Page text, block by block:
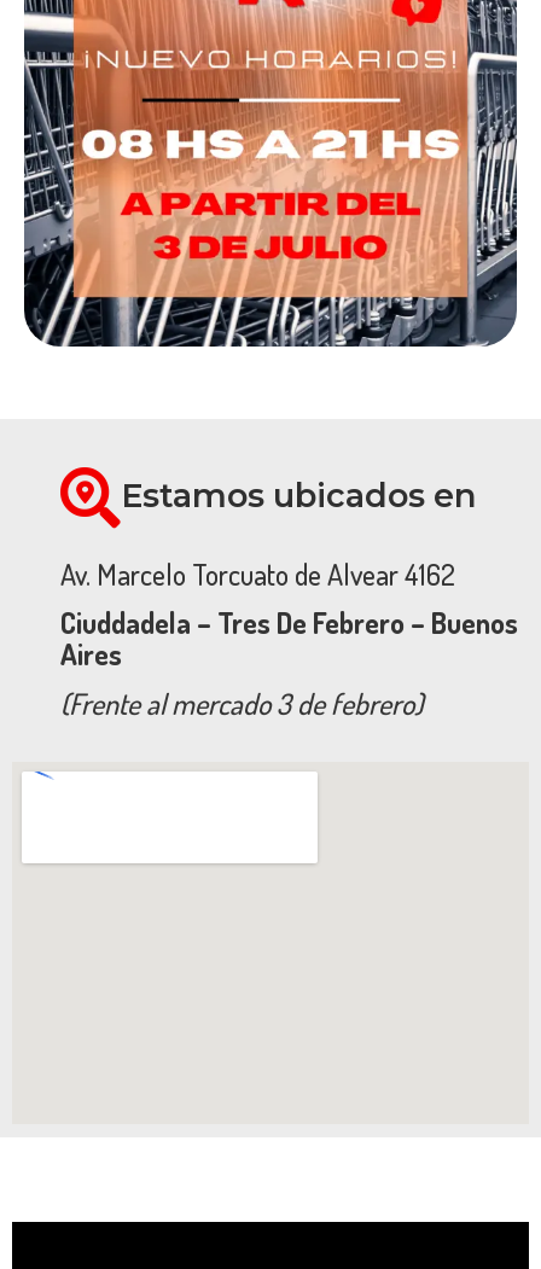
Estamos ubicados en
Av. Marcelo Torcuato de Alvear 4162
Ciuddadela – Tres De Febrero – Buenos
Aires
(Frente al mercado 3 de febrero)